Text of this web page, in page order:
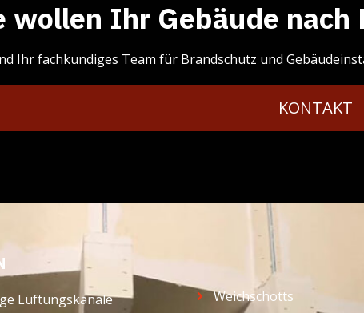
wollen Ihr Gebäude nach
Ihr fachkundiges Team für Brandschutz und
KONTAKT
Lüftungskanäle
Weichschotts